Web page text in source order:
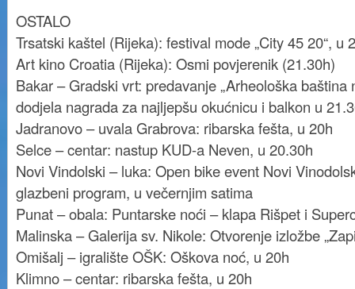
OSTALO
Trsatski kaštel (Rijeka): festival mode „City 45 20“, u
Art kino Croatia (Rijeka): Osmi povjerenik (21.30h)
Bakar – Gradski vrt: predavanje „Arheološka baština
dodjela nagrada za najljepšu okućnicu i balkon u
Jadranovo – uvala Grabrova: ribarska fešta, u 20h
Selce – centar: nastup KUD-a Neven, u 20.30h
Novi Vindolski – luka: Open bike event Novi
glazbeni program, u večernjim satima
Punat – obala: Puntarske noći – klapa Rišpet i
Malinska – Galerija sv. Nikole: Otvorenje izložbe
Omišalj – igralište OŠK: Oškova noć, u 20h
Klimno – centar: ribarska fešta, u 20h